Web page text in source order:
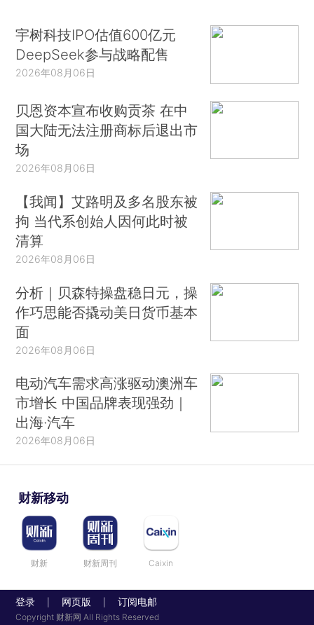
宇树科技IPO估值600亿元
DeepSeek参与战略配售
2026年08月06日
贝恩资本宣布收购贡茶 在中
国大陆无法注册商标后退出市
场
2026年08月06日
【我闻】艾路明及多名股东被
拘 当代系创始人因何此时被
清算
2026年08月06日
分析｜贝森特操盘稳日元，操
作巧思能否撬动美日货币基本
面
2026年08月06日
电动汽车需求高涨驱动澳洲车
市增长 中国品牌表现强劲｜
出海·汽车
2026年08月06日
财新移动
财新 财新周刊 Caixin
登录 网页版 订阅电邮
Copyright 财新网 All Rights Reserved